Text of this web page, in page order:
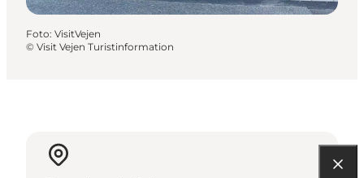
Foto: VisitVejen
© Visit Vejen Turistinformation